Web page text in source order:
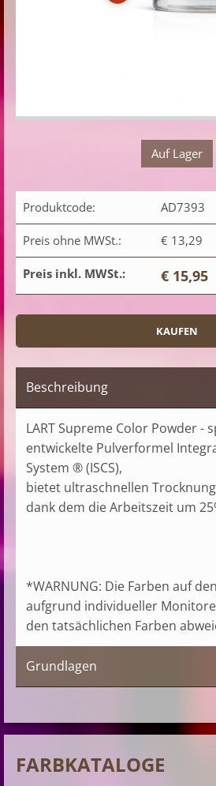
Auf Lager
Produktcode: AD7393
Preis ohne MWSt.: € 13,29
Preis inkl. MWSt.: € 15,95
Beschreibung
LART Supreme Color Powder -
entwickelte Pulverformel
System ® (ISCS),
bietet ultraschnellen
dank dem die Arbeitszeit um
*WARNUNG: Die Farben auf
aufgrund individueller
den tatsächlichen Farben
Grundlagen
FARBKATALOGE